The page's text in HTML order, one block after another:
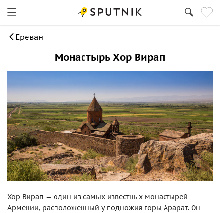
Ереван
Монастырь Хор Вирап
Хор Вирап — один из самых известных монастырей
Армении, расположенный у подножия горы Арарат. Он